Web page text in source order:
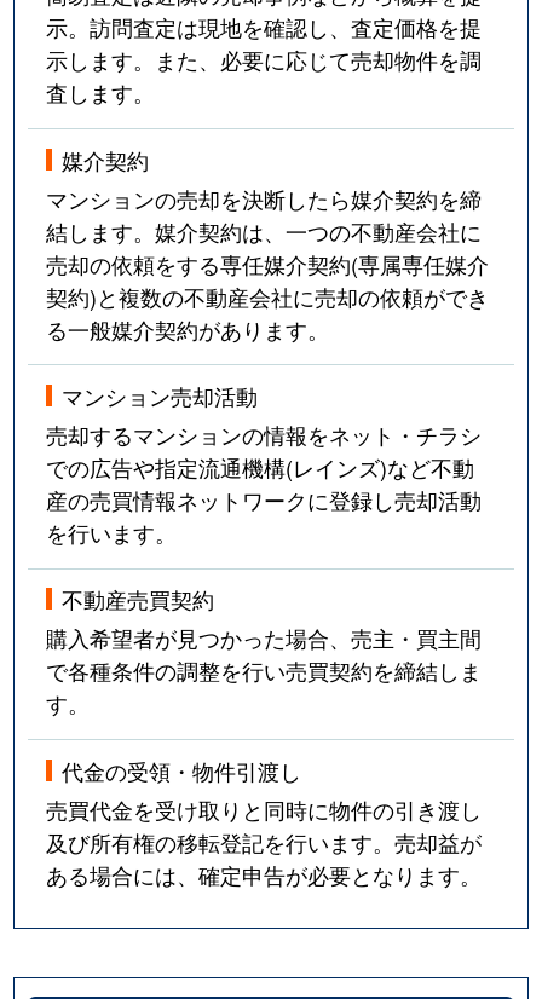
示。訪問査定は現地を確認し、査定価格を提
示します。また、必要に応じて売却物件を調
査します。
媒介契約
マンションの売却を決断したら媒介契約を締
結します。媒介契約は、一つの不動産会社に
売却の依頼をする専任媒介契約(専属専任媒介
契約)と複数の不動産会社に売却の依頼ができ
る一般媒介契約があります。
マンション売却活動
売却するマンションの情報をネット・チラシ
での広告や指定流通機構(レインズ)など不動
産の売買情報ネットワークに登録し売却活動
を行います。
不動産売買契約
購入希望者が見つかった場合、売主・買主間
で各種条件の調整を行い売買契約を締結しま
す。
代金の受領・物件引渡し
売買代金を受け取りと同時に物件の引き渡し
及び所有権の移転登記を行います。売却益が
ある場合には、確定申告が必要となります。